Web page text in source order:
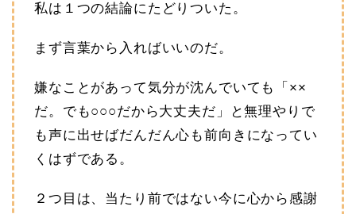
私は１つの結論にたどりついた。
まず言葉から入ればいいのだ。
嫌なことがあって気分が沈んでいても「××
だ。でも○○○だから大丈夫だ」と無理やりで
も声に出せばだんだん心も前向きになってい
くはずである。
２つ目は、当たり前ではない今に心から感謝